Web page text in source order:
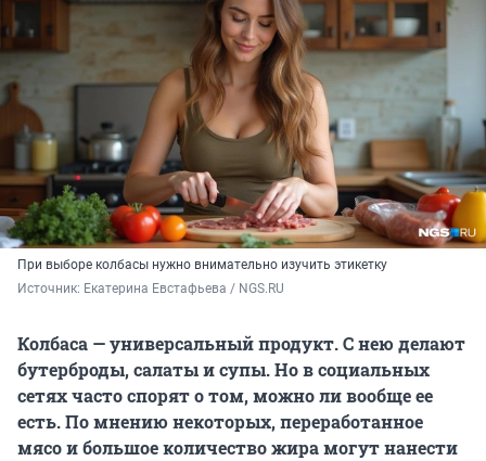
При выборе колбасы нужно внимательно изучить этикетку
Источник: Екатерина Евстафьева / NGS.RU
Колбаса — универсальный продукт. С нею делают
бутерброды, салаты и супы. Но в социальных
сетях часто спорят о том, можно ли вообще ее
есть. По мнению некоторых, переработанное
мясо и большое количество жира могут нанести